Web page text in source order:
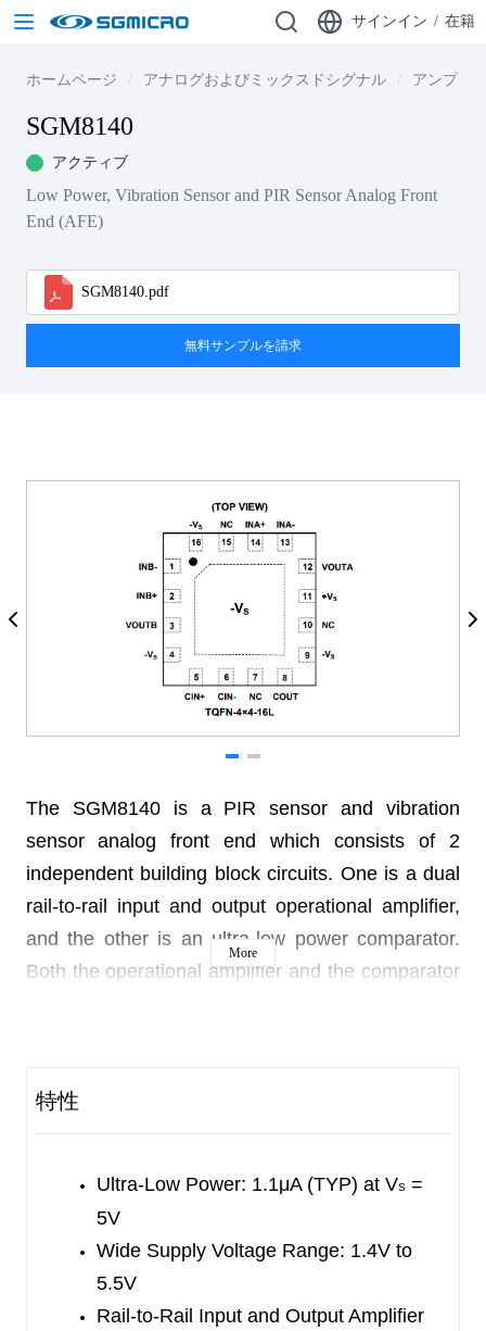
サインイン / 在籍
ホームページ アナログおよびミックスドシグナル アンプ
SGM8140
アクティブ
Low Power, Vibration Sensor and PIR Sensor Analog Front
End (AFE)
SGM8140.pdf
無料サンプルを請求
The SGM8140 is a PIR sensor and vibration
sensor analog front end which consists of 2
independent building block circuits. One is a dual
rail-to-rail input and output operational amplifier,
and the other is anultra-low power comparator.
Both the operational amplifier and the comparator
SGM8140 only consumes 1.1μAworking current,
so it is ideal for use in a variety of
powered applications.
The operational amplifier is unity-gain stable
features a 5kHz gain-bandwidth product. It is
suitablefor low frequency systems in the case of
monitoringbattery current and conditioning sensor
signal.
More
特性
Ultra-Low Power: 1.1μA (TYP) at VS =
5V
Wide Supply Voltage Range: 1.4V to
5.5V
Rail-to-Rail Input and Output Amplifier